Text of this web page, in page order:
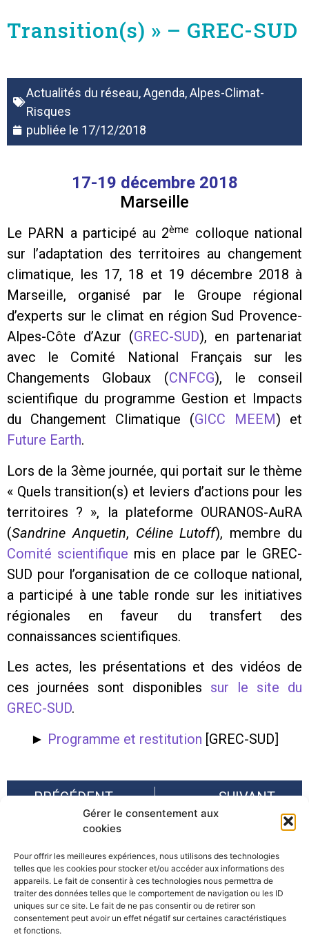
Gérer le consentement aux
cookies
Pour offrir les meilleures expériences, nous utilisons des technologies
telles que les cookies pour stocker et/ou accéder aux informations des
appareils. Le fait de consentir à ces technologies nous permettra de
traiter des données telles que le comportement de navigation ou les ID
uniques sur ce site. Le fait de ne pas consentir ou de retirer son
consentement peut avoir un effet négatif sur certaines caractéristiques
et fonctions.
Transition(s) » – GREC-SUD
Actualités du réseau,Agenda,Alpes-Climat-
Risques
publiée le 17/12/2018
17-19 décembre 2018
Marseille
Le PARN a participé au 2ème
colloque national
sur l’adaptation des territoires au changement
climatique, les 17, 18 et 19 décembre 2018 à
Marseille, organisé par le Groupe régional
d’experts sur le climat en région Sud Provence-
Alpes-Côte d’Azur (GREC-SUD), en partenariat
avec le Comité National Français sur les
Changements Globaux (CNFCG), le conseil
scientifique du programme Gestion et Impacts
du Changement Climatique (GICC MEEM) et
Future Earth.
Lors de la 3ème journée, qui portait sur le thème
« Quels transition(s) et leviers d’actions pour les
territoires ? », la plateforme OURANOS-AuRA
(Sandrine Anquetin, Céline Lutoff), membre du
Comité scientifique mis en place par le GREC-
SUD pour l’organisation de ce colloque national,
a participé à une table ronde sur les initiatives
régionales en faveur du transfert des
connaissances scientifiques.
Les actes, les présentations et des vidéos de
ces journées sont disponibles sur le site du
GREC-SUD.
► Programme et restitution [GREC-SUD]
PRÉCÉDENT
Impacts du changement climatique et adaptation en territoire de montagne. Projet ADAMONT – rapport final
SUIVANT
©Pôle Alpin d’études et de recherche pour la prévention des